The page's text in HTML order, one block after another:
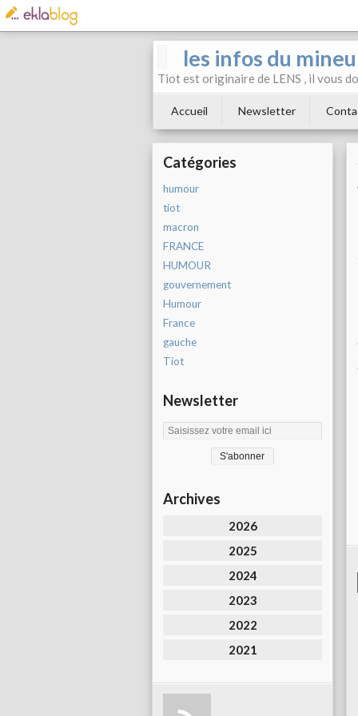
les infos du
Tiot est originaire de LENS , il vous
Accueil Newsletter
Catégories
humour
tiot
macron
FRANCE
HUMOUR
gouvernement
Humour
France
gauche
Tiot
Newsletter
Archives
2026
2025
2024
2023
2022
2021